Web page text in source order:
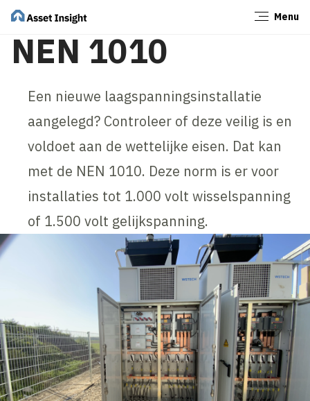
Menu
NEN 1010
Een nieuwe laagspanningsinstallatie
aangelegd? Controleer of deze veilig is en
voldoet aan de wettelijke eisen. Dat kan
met de NEN 1010. Deze norm is er voor
installaties tot 1.000 volt wisselspanning
of 1.500 volt gelijkspanning.
Sluiten